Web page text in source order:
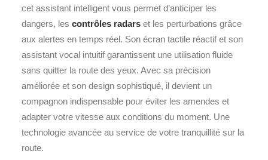
cet assistant intelligent vous permet d’anticiper les
dangers, les contrôles radars et les perturbations grâce
aux alertes en temps réel. Son écran tactile réactif et son
assistant vocal intuitif garantissent une utilisation fluide
sans quitter la route des yeux. Avec sa précision
améliorée et son design sophistiqué, il devient un
compagnon indispensable pour éviter les amendes et
adapter votre vitesse aux conditions du moment. Une
technologie avancée au service de votre tranquillité sur la
route.